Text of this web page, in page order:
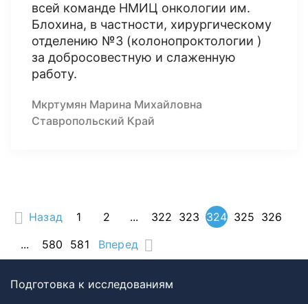
всей команде НМИЦ онкологии им.
Блохина, в частности, хирургическому
отделению №3 (колонопроктологии )
за добросовестную и слаженную
работу.
Мкртумян Марина Михайловна
Ставропольский Край
Назад 1 2 ... 322 323 324 325 326
...
580 581 Вперед
Подготовка к исследованиям